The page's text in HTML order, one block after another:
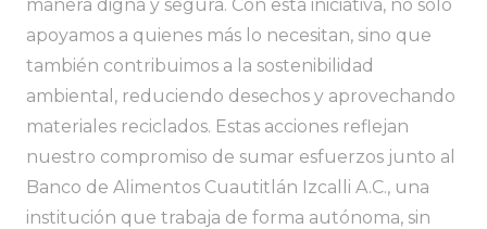
manera digna y segura. Con esta iniciativa, no solo
apoyamos a quienes más lo necesitan, sino que
también contribuimos a la sostenibilidad
ambiental, reduciendo desechos y aprovechando
materiales reciclados. Estas acciones reflejan
nuestro compromiso de sumar esfuerzos junto al
Banco de Alimentos Cuautitlán Izcalli A.C., una
institución que trabaja de forma autónoma, sin